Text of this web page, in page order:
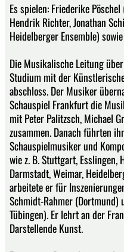
Es spielen: Friederike
Hendrik Richter, Jonathan
Heidelberger Ensemble)
Die Musikalische Leitung
Studium mit der
abschloss. Der Musiker
Schauspiel Frankfurt die
mit Peter Palitzsch, Michael
zusammen. Danach führten
Schauspielmusiker und
wie z. B. Stuttgart, Esslingen,
Darmstadt, Weimar,
arbeitete er für
Schmidt-Rahmer (Dortmund)
Tübingen). Er lehrt an der
Darstellende Kunst.